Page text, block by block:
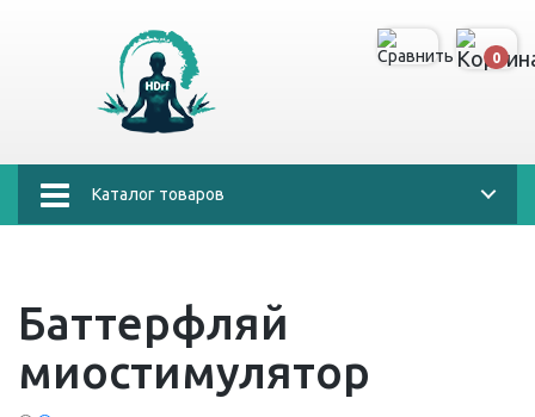
0
Каталог товаров
Баттерфляй
миостимулятор